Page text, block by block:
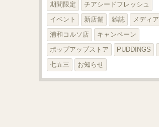
期間限定
チアシードフレッシュ
イベント
新店舗 雑誌
メディア
浦和コルソ店
キャンペーン
ポップアップストア
PUDDINGS
七五三
お知らせ